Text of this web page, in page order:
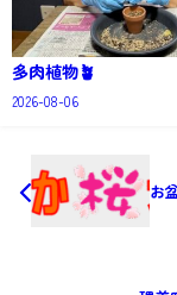
多肉植物🪴
2026-08-06
お